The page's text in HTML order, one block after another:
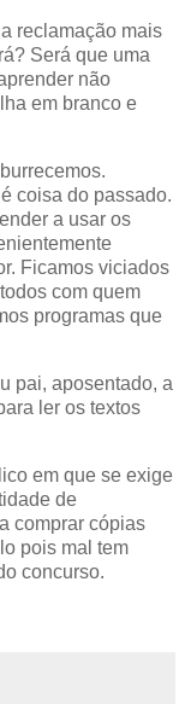
reclamação mais
Será que uma
não
em branco e
coisa do passado.
a usar os
Ficamos viciados
com quem
programas que
pai, aposentado, a
ler os textos
em que se exige
de
comprar cópias
pois mal tem
concurso.